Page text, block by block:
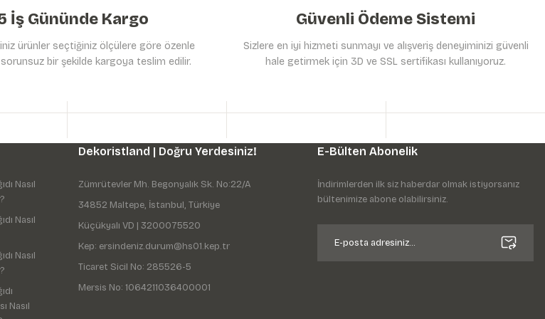
Gönder
İş Gününde Kargo
ürünler seçtiğiniz ölçülere göre özenle
sorunsuz bir şekilde kargoya teslim edilir.
Güvenli Ödeme Sistemi
Sizlere en iyi hizmeti sunmayı ve alışveriş deneyiminizi güvenli
hale getirmek için 3D ve SSL sertifikası kullanıyoruz.
Nasıl
Nasıl
Nasıl
Nasıl
Dekoristland | Doğru Yerdesiniz!
Zümrütevler Mh. Begonyalık Sk. No:22/A
34852 Maltepe, İstanbul, Türkiye
Küçükyalı VD | 3200075520
Kep: ersindeniz.durum@hs01.kep.tr
Ticaret Sicil No: 285526-5
Mersis No: 1064211036400001
E-Bülten Abonelik
İndirimlerden ilk siz haberdar olmak istiyorsanız
bültenimize abone olabilirsiniz.